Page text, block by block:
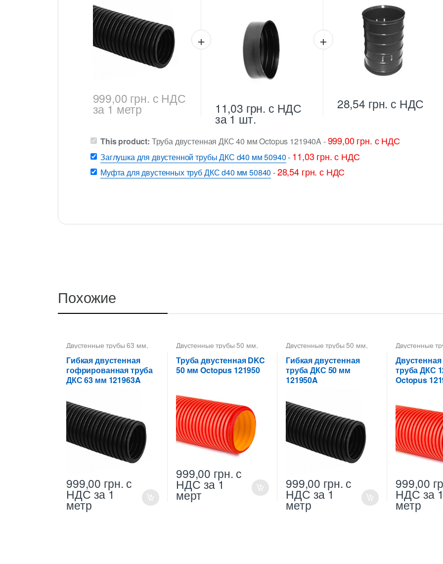
999,00 грн. с НДС
за 1 метр 11,03 грн. с НДС
за 1 шт.
28,54 грн. с НДС
This product: Труба двустенная ДКС 40 мм Octopus 121940A-999,00грн. с НДС
Заглушка для двустенной трубы ДКС d40 мм 50940- 11,03грн.с НДС
Муфта для двустенных труб ДКС d40 мм 50840 -28,54 грн. с НДС
Похожие
Двустенные трубы 63 мм,
Трубы двустенные ДКС
Гибкая двустенная
гофрированная труба
ДКС 63 мм 121963A
999,00 грн. с
НДС за 1
метр
Двустенные трубы 50 мм,
Двустенные трубы для
прокладки кабеля в земле,
Трубы двустенные ДКС
Труба двустенная DKC
50 мм Octopus 121950
999,00 грн. с
НДС за 1
мерт
Двустенные трубы 50 мм,
Трубы двустенные ДКС
Гибкая двустенная
труба ДКС 50 мм
121950A
999,00 грн. с
НДС за 1
метр
Двустенные
Трубы
труба ДКС
Octopus
999,00
НДС за 1
метр